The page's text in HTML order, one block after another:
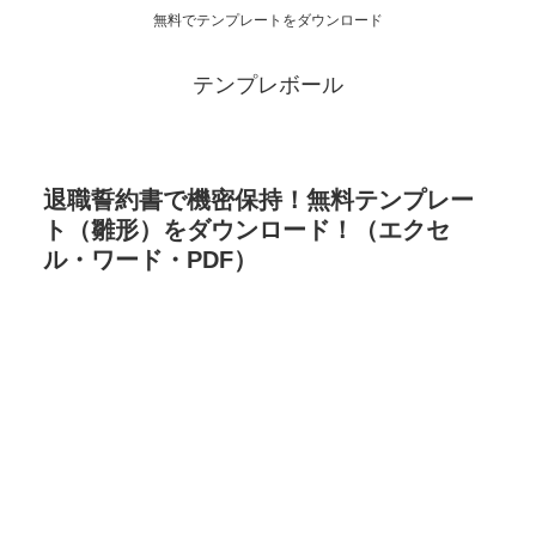
無料でテンプレートをダウンロード
テンプレボール
退職誓約書で機密保持！無料テンプレー
ト（雛形）をダウンロード！（エクセ
ル・ワード・PDF）